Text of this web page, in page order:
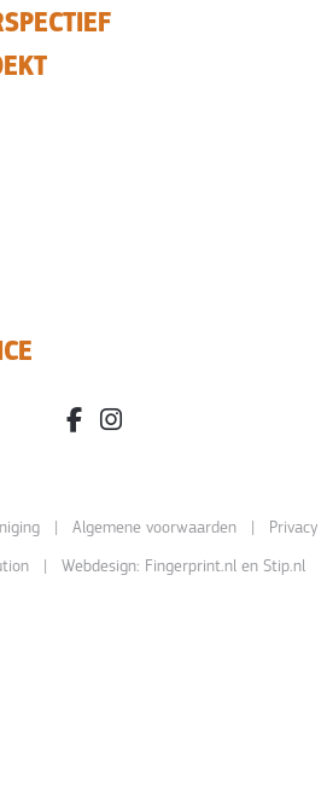
facebook.com/bdvereniging/
instagram.com/
| Algemene voorwaarden| Privacy
| Webdesign: Fingerprint.nlen Stip.nl